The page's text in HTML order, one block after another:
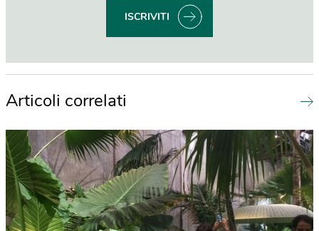
ISCRIVITI
Articoli correlati